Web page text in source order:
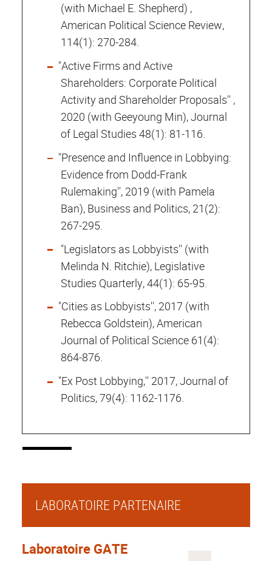
(with Michael E. Shepherd) ,
American Political Science Review,
114(1): 270-284.
"Active Firms and Active
Shareholders: Corporate Political
Activity and Shareholder Proposals'' ,
2020 (with Geeyoung Min), Journal
of Legal Studies 48(1): 81-116.
"Presence and Influence in Lobbying:
Evidence from Dodd-Frank
Rulemaking'', 2019 (with Pamela
Ban), Business and Politics, 21(2):
267-295.
"Legislators as Lobbyists'' (with
Melinda N. Ritchie), Legislative
Studies Quarterly, 44(1): 65-95.
"Cities as Lobbyists'', 2017 (with
Rebecca Goldstein), American
Journal of Political Science 61(4):
864-876.
"Ex Post Lobbying,'' 2017, Journal of
Politics, 79(4): 1162-1176.
LABORATOIRE PARTENAIRE
Laboratoire GATE